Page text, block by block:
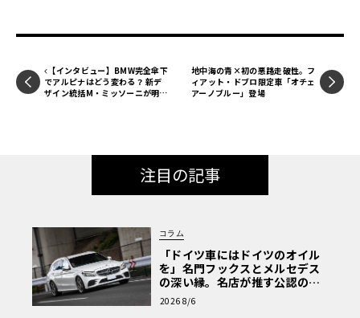
【インタビュー】BMW完全傘下
でアルピナはどう変わる？ 新デ
ザイン統括M・ミッソーニが明か
地中海の青×初の悪路走破性。フ
ィアット・ドブロ限定車「オチェ
アーノブルー」登場
注目の記事
コラム
「ドイツ車にはドイツのオイル
を」名門フックスとメルセデス
の深い縁。名店が推す公認の安
心と、Cクラスで味わうシルキー
な走り〈PR〉
2026 8/6